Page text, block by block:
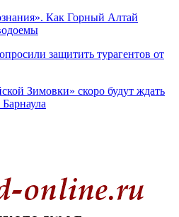
Как Горный Алтай
защитить турагентов от
Зимовки» скоро будут ждать